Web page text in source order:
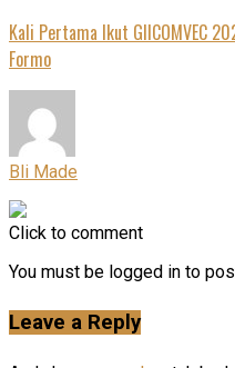
Kali Pertama Ikut GIICOMVEC
Formo
Bli Made
Click to comment
You must be logged in to
Leave a Reply